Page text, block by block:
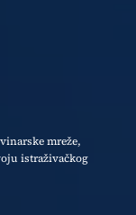
mreže,
istraživačkog